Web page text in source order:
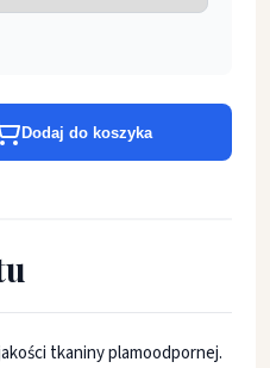
Dodaj do koszyka
tkaniny plamoodpornej.